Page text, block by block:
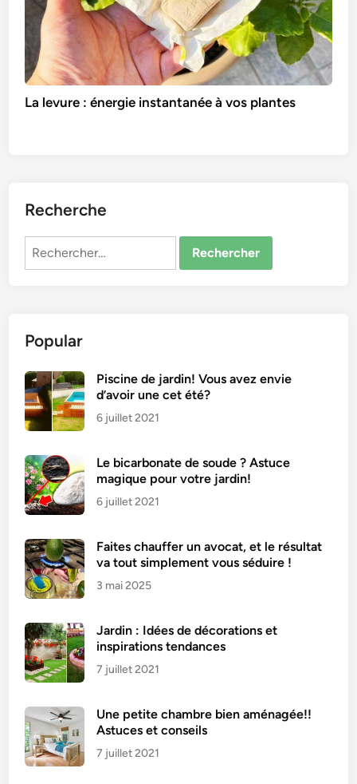
La levure : énergie instantanée à vos plantes
Recherche
Rechercher :
Popular
Piscine de jardin! Vous avez envie
d’avoir une cet été?
6 juillet 2021
Le bicarbonate de soude ? Astuce
magique pour votre jardin!
6 juillet 2021
Faites chauffer un avocat, et le résultat
va tout simplement vous séduire !
3 mai 2025
Jardin : Idées de décorations et
inspirations tendances
7 juillet 2021
Une petite chambre bien aménagée!!
Astuces et conseils
7 juillet 2021